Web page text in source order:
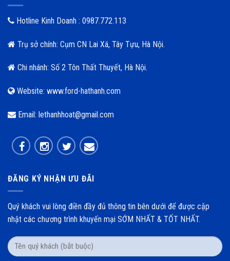
Hotline Kinh Doanh : 0987.772.113
Trụ sở chính: Cụm CN Lai Xá, Tây Tựu, Hà Nội.
Chi nhánh: Số 2 Tôn Thất Thuyết, Hà Nội.
Website: www.ford-hathanh.com
Email: lethanhhoat@gmail.com
ĐĂNG KÝ NHẬN ƯU ĐÃI
Quý khách vui lòng điền đầy đủ thông tin bên dưới để được cập
nhật các chương trình khuyến mại SỚM NHẤT & TỐT NHẤT.